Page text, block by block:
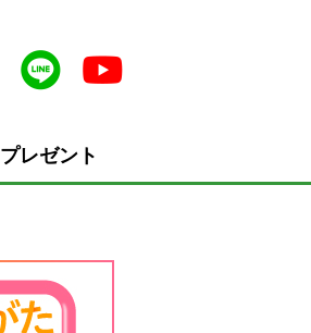
プレゼント